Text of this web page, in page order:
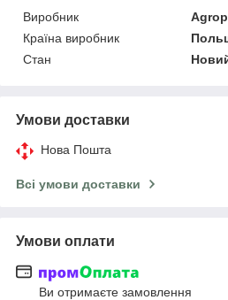
Виробник
Країна виробник
Стан
Умови доставки
Нова Пошта
Всі умови доставки
Умови оплати
Ви отримаєте замовлення